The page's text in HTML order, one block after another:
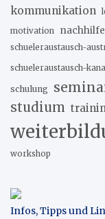
kommunikation
motivation nachhilfe
schueleraustausch-
schueleraustausch-
schulung
studium
workshop
Infos, Tipps und